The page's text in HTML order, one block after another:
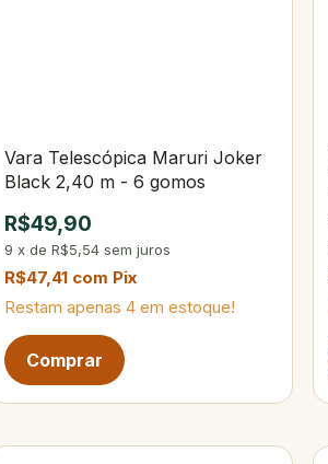
Vara Telescópica Maruri Joker
Black 2,40 m - 6 gomos
R$49,90
9 x de R$5,54 sem juros
R$47,41 com Pix
Restam apenas 4em estoque!